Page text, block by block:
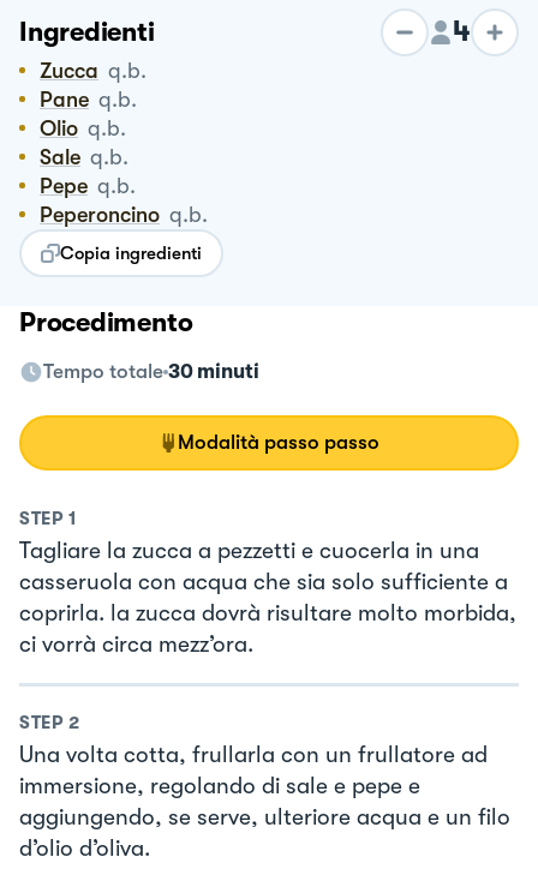
Ingredienti 4
Zucca q.b.
Pane q.b.
Olio q.b.
Sale q.b.
Pepe q.b.
Peperoncino q.b.
Copia ingredienti
Procedimento
Tempo totale 30 minuti
Modalità passo passo
STEP 1
Tagliare la zucca a pezzetti e cuocerla in una
casseruola con acqua che sia solo sufficiente a
coprirla. la zucca dovrà risultare molto morbida,
ci vorrà circa mezz’ora.
STEP 2
Una volta cotta, frullarla con un frullatore ad
immersione, regolando di sale e pepe e
aggiungendo, se serve, ulteriore acqua e un filo
d’olio d’oliva.